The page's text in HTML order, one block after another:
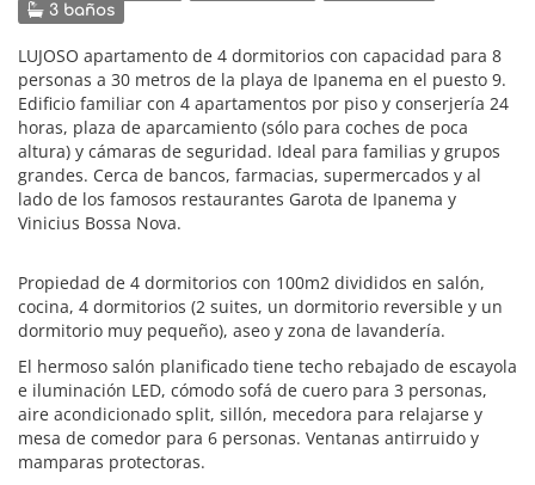
3 baños
LUJOSO apartamento de 4 dormitorios con capacidad para 8
personas a 30 metros de la playa de Ipanema en el puesto 9.
Edificio familiar con 4 apartamentos por piso y conserjería 24
horas, plaza de aparcamiento (sólo para coches de poca
altura) y cámaras de seguridad. Ideal para familias y grupos
grandes. Cerca de bancos, farmacias, supermercados y al
lado de los famosos restaurantes Garota de Ipanema y
Vinicius Bossa Nova.
Propiedad de 4 dormitorios con 100m2 divididos en salón,
cocina, 4 dormitorios (2 suites, un dormitorio reversible y un
dormitorio muy pequeño), aseo y zona de lavandería.
El hermoso salón planificado tiene techo rebajado de escayola
e iluminación LED, cómodo sofá de cuero para 3 personas,
aire acondicionado split, sillón, mecedora para relajarse y
mesa de comedor para 6 personas. Ventanas antirruido y
mamparas protectoras.